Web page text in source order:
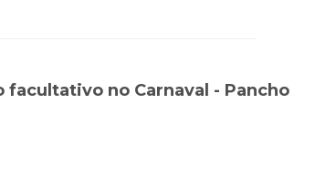
no Carnaval - Pancho